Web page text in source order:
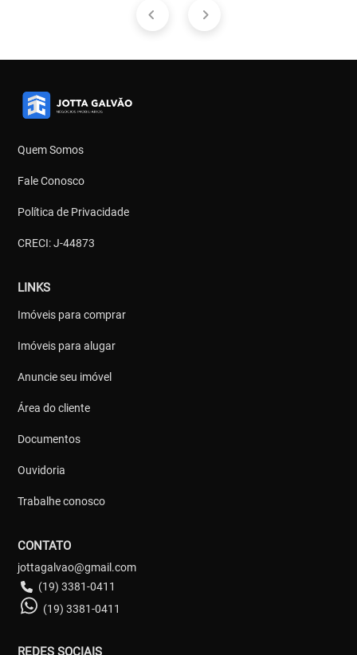
Quem Somos
Fale Conosco
Política de Privacidade
CRECI: J-44873
LINKS
Imóveis para comprar
Imóveis para alugar
Anuncie seu imóvel
Área do cliente
Documentos
Ouvidoria
Trabalhe conosco
CONTATO
jottagalvao@gmail.com
(19) 3381-0411
(19) 3381-0411
REDES SOCIAIS